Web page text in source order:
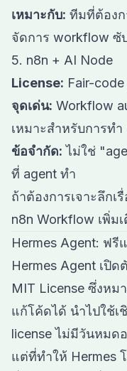
เหมาะกับ: ทีมที่ต้องก
จัดการ workflow ซั
5. n8n + AI Node
License: Fair-
จุดเด่น: Workflow
เหมาะสำหรับการท
ข้อจำกัด: ไม่ใช่
ที่ agent ทำ
ถ้าต้องการเจาะลึกเ
n8n Workflow เพิ่ม
Hermes Agent: ฟ
Hermes Agent เปิด
MIT License ซึ่งห
แก้โค้ดได้ นำไปใช้
license ไม่มีวันหมด
แต่ที่ทำให้ Hermes